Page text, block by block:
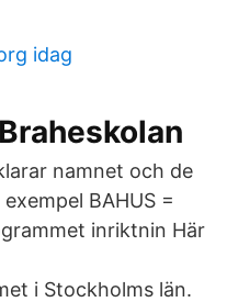
idag
namnet och de
BAHUS =
inriktnin Här
i Stockholms län.